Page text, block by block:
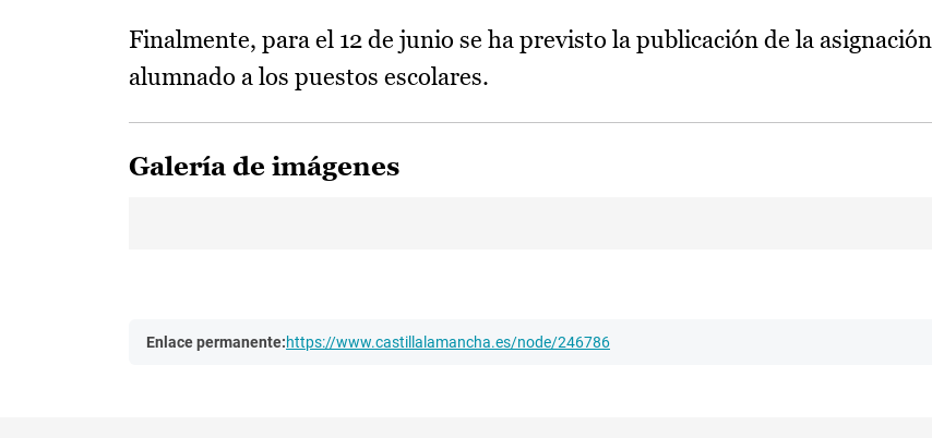
Finalmente, para el 12 de junio se ha previsto la publicación de la
alumnado a los puestos escolares.
Galería de imágenes
Enlace permanente:https://www.castillalamancha.es/node/246786